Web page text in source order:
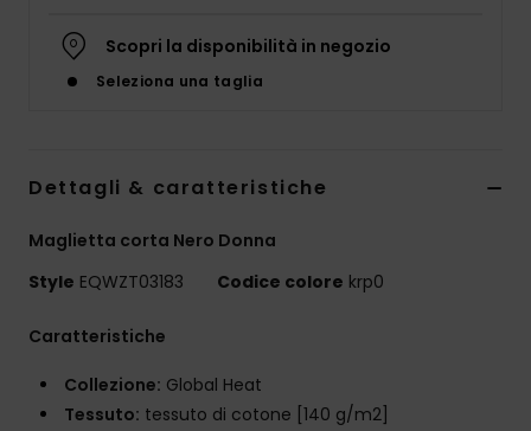
Scopri la disponibilità in negozio
Seleziona una taglia
Dettagli & caratteristiche
Maglietta corta Nero Donna
Style EQWZT03183 Codice colore krp0
Caratteristiche
Collezione: Global Heat
Tessuto: tessuto di cotone [140 g/m2]